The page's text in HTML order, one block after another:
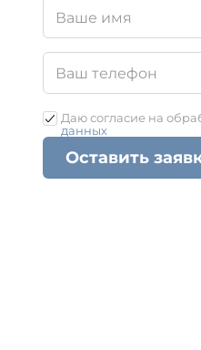
Даю согласие на
данных
Оставить